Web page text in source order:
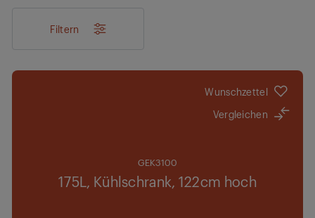
Filtern
Wunschzettel
Vergleichen
GEK3100
175L, Kühlschrank, 122cm hoch